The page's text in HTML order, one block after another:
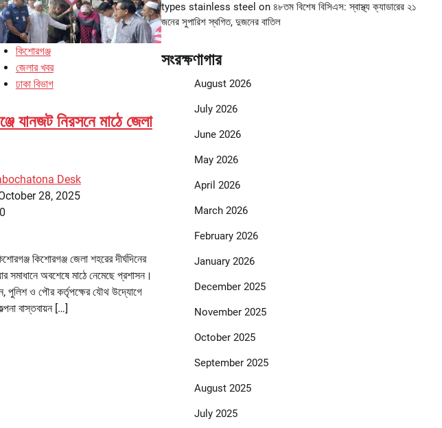
কিশোরগঞ্জ
জেলার খবর
ঢাকা বিভাগ
যানজট নিরসনে মাঠে জেলা
Desk
28, 2025
কিশোরগঞ্জ জেলা শহরের দীর্ঘদিনের
সমাধানে অবশেষে মাঠে নেমেছে প্রশাসন।
পুলিশ ও পৌর কর্তৃপক্ষের যৌথ উদ্যোগে
বাস্তবায়ন […]
types stainless steel on ৪৮তম বিশেষ বিসিএস: স্বাস্থ্য ক্যাডারের ২১
জনের সুপারিশ স্থগিত, দুজনের বাতিল
সংরক্ষণাগার
August 2026
July 2026
June 2026
May 2026
April 2026
March 2026
February 2026
January 2026
December 2025
November 2025
October 2025
September 2025
August 2025
July 2025